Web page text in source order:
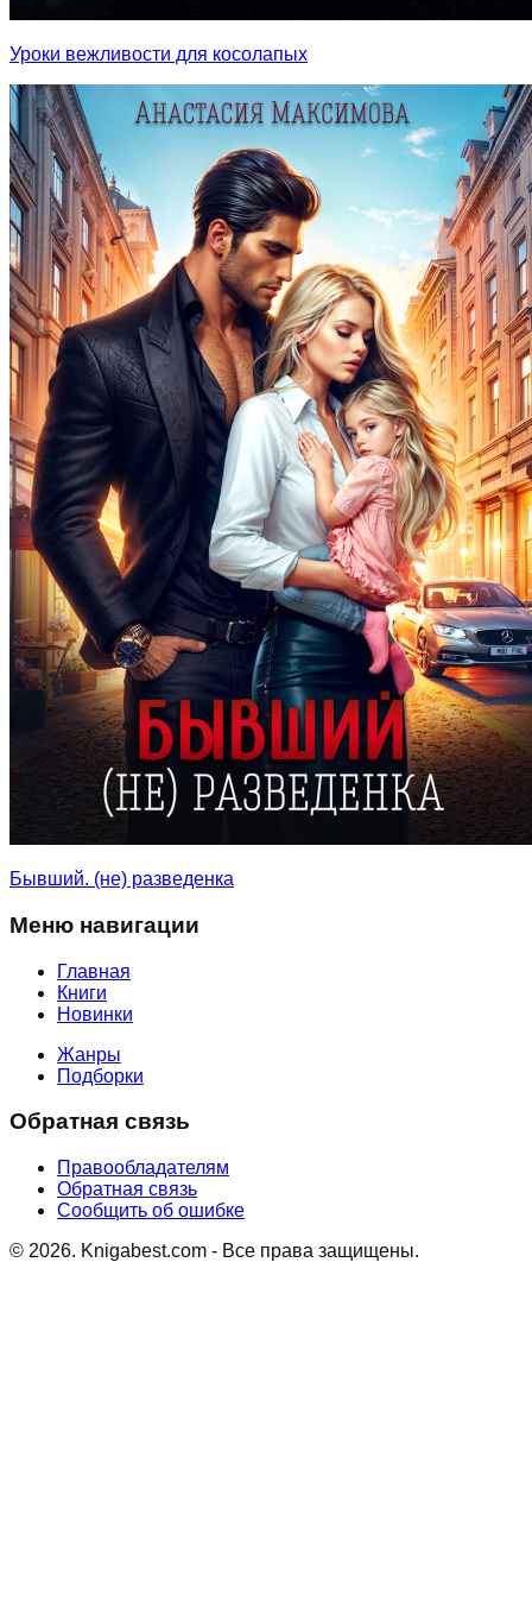
Уроки вежливости для косолапых
Бывший. (не) разведенка
Меню навигации
Главная
Книги
Новинки
Жанры
Подборки
Обратная связь
Правообладателям
Обратная связь
Сообщить об ошибке
© 2026. Knigabest.com - Все права защищены.